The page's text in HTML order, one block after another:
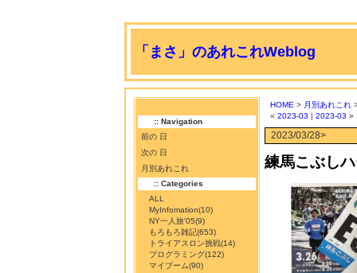
「まさ」のあれこれWeblog
:: Navigation
前の 日
次の 日
月別あれこれ
:: Categories
ALL
MyInfomation(10)
NY一人旅'05(9)
もろもろ雑記(653)
トライアスロン挑戦(14)
プログラミング(122)
マイブーム(90)
HOME > 月別あれこれ
« 2023-03 | 2023-03 »
2023/03/28>
練馬こぶし